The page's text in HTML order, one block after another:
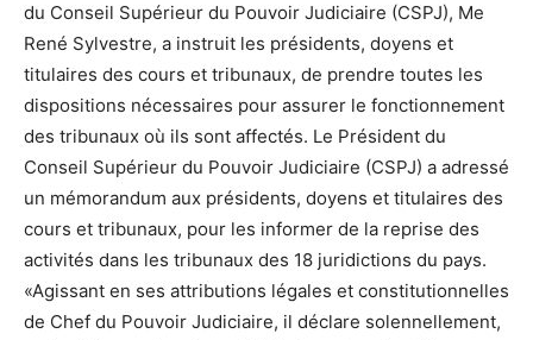
du Conseil Supérieur du Pouvoir Judiciaire (CSPJ), Me
René Sylvestre, a instruit les présidents, doyens et
titulaires des cours et tribunaux, de prendre toutes les
dispositions nécessaires pour assurer le fonctionnement
des tribunaux où ils sont affectés. Le Président du
Conseil Supérieur du Pouvoir Judiciaire (CSPJ) a adressé
un mémorandum aux présidents, doyens et titulaires des
cours et tribunaux, pour les informer de la reprise des
activités dans les tribunaux des 18 juridictions du pays.
«Agissant en ses attributions légales et constitutionnelles
de Chef du Pouvoir Judiciaire, il déclare solennellement,